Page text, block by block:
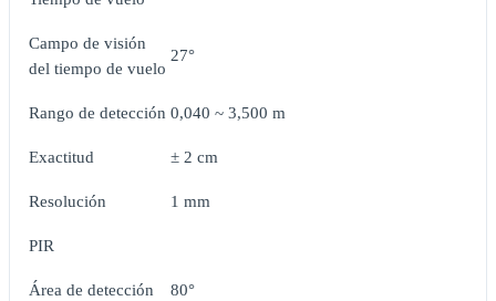
Campo de visión
del tiempo de vuelo
27°
Rango de detección 0,040 ~ 3,500 m
Exactitud ± 2 cm
Resolución 1 mm
PIR
Área de detección 80°